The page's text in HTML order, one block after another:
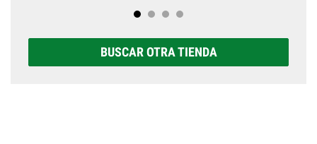
BUSCAR OTRA TIENDA